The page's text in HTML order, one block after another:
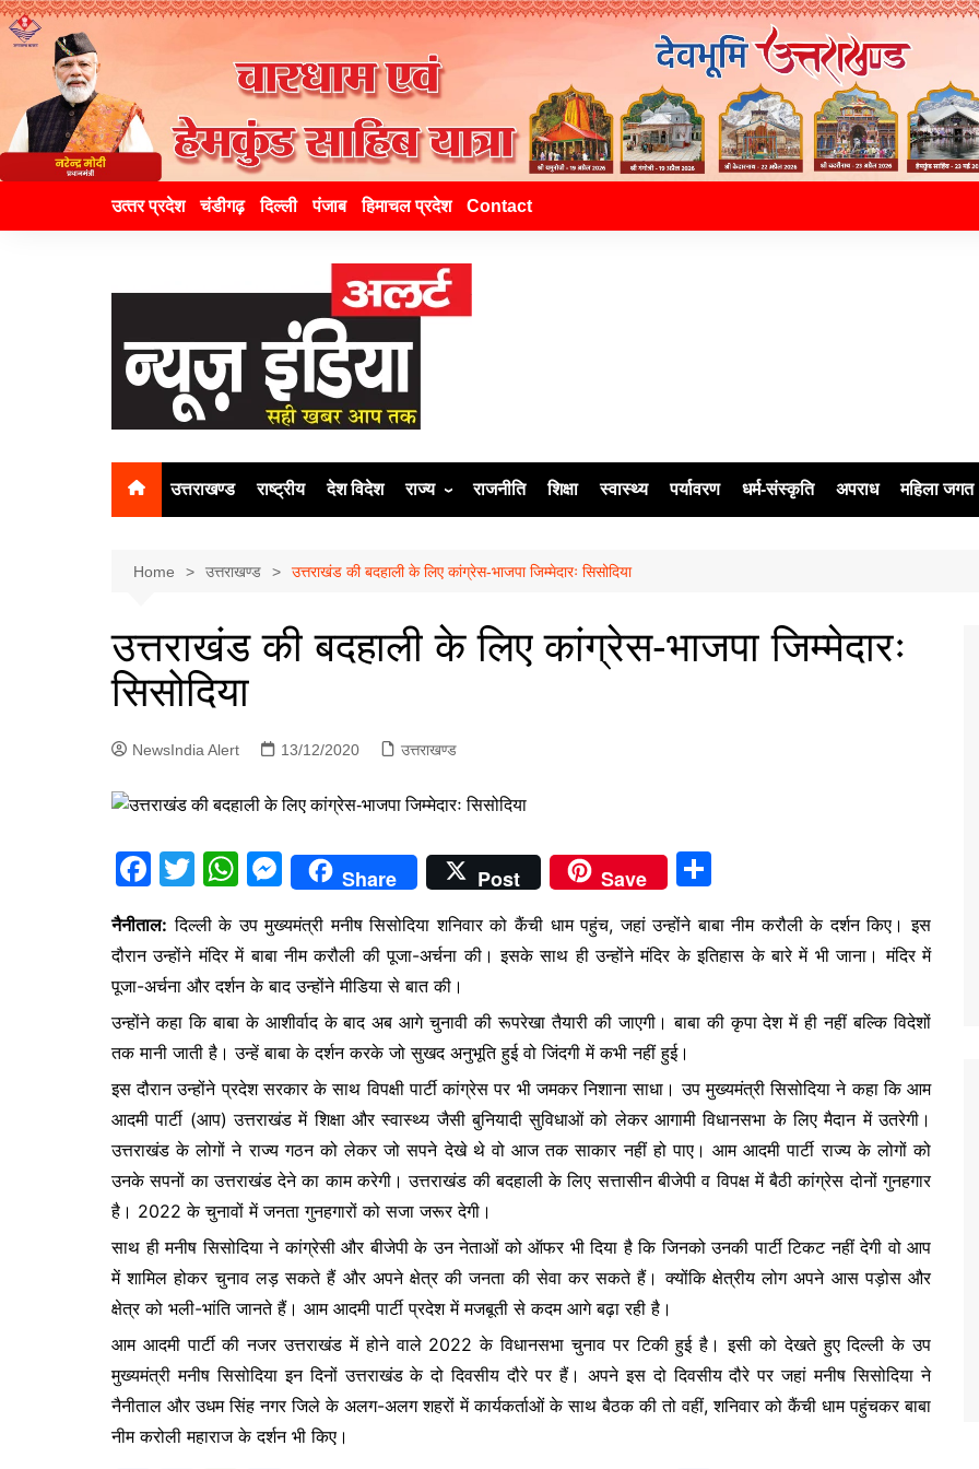
उत्‍तर प्रदेश चंडीगढ़ दिल्ली पंजाब हिमाचल प्रदेश Contact
उत्तराखण्ड राष्ट्रीय देश विदेश राज्य
दिल्ली
पंजाब
राजनीति शिक्षा स्वास्थ्य पर्यावरण धर्म-संस्कृति अपराध महिला जगत
Home उत्तराखण्ड उत्तराखंड की बदहाली के लिए कांग्रेस-भाजपा जिम्मेदारः सिसोदिया
उत्तराखंड की बदहाली के लिए कांग्रेस-भाजपा जिम्मेदारः
सिसोदिया
NewsIndia Alert 13/12/2020 उत्तराखण्ड
F
c
e
b
o
o
k
T
w
itt
er
W
at
s
A
p
p
M
e
s
s
e
n
g
er
Share Post Save
ar
e
नैनीताल: दिल्ली के उप मुख्यमंत्री मनीष सिसोदिया शनिवार को कैंची धाम पहुंच, जहां उन्होंने बाबा नीम करौली के दर्शन किए। इस
दौरान उन्होंने मंदिर में बाबा नीम करौली की पूजा-अर्चना की। इसके साथ ही उन्होंने मंदिर के इतिहास के बारे में भी जाना। मंदिर में
पूजा-अर्चना और दर्शन के बाद उन्होंने मीडिया से बात की।
उन्होंने कहा कि बाबा के आशीर्वाद के बाद अब आगे चुनावी की रूपरेखा तैयारी की जाएगी। बाबा की कृपा देश में ही नहीं बल्कि विदेशों
तक मानी जाती है। उन्हें बाबा के दर्शन करके जो सुखद अनुभूति हुई वो जिंदगी में कभी नहीं हुई।
इस दौरान उन्होंने प्रदेश सरकार के साथ विपक्षी पार्टी कांग्रेस पर भी जमकर निशाना साधा। उप मुख्यमंत्री सिसोदिया ने कहा कि आम
आदमी पार्टी (आप) उत्तराखंड में शिक्षा और स्वास्थ्य जैसी बुनियादी सुविधाओं को लेकर आगामी विधानसभा के लिए मैदान में उतरेगी।
उत्तराखंड के लोगों ने राज्य गठन को लेकर जो सपने देखे थे वो आज तक साकार नहीं हो पाए। आम आदमी पार्टी राज्य के लोगों को
उनके सपनों का उत्तराखंड देने का काम करेगी। उत्तराखंड की बदहाली के लिए सत्तासीन बीजेपी व विपक्ष में बैठी कांग्रेस दोनों गुनहगार
है। 2022 के चुनावों में जनता गुनहगारों को सजा जरूर देगी।
साथ ही मनीष सिसोदिया ने कांग्रेसी और बीजेपी के उन नेताओं को ऑफर भी दिया है कि जिनको उनकी पार्टी टिकट नहीं देगी वो आप
में शामिल होकर चुनाव लड़ सकते हैं और अपने क्षेत्र की जनता की सेवा कर सकते हैं। क्योंकि क्षेत्रीय लोग अपने आस पड़ोस और
क्षेत्र को भली-भांति जानते हैं। आम आदमी पार्टी प्रदेश में मजबूती से कदम आगे बढ़ा रही है।
आम आदमी पार्टी की नजर उत्तराखंड में होने वाले 2022 के विधानसभा चुनाव पर टिकी हुई है। इसी को देखते हुए दिल्ली के उप
मुख्यमंत्री मनीष सिसोदिया इन दिनों उत्तराखंड के दो दिवसीय दौरे पर हैं। अपने इस दो दिवसीय दौरे पर जहां मनीष सिसोदिया ने
नैनीताल और उधम सिंह नगर जिले के अलग-अलग शहरों में कार्यकर्ताओं के साथ बैठक की तो वहीं, शनिवार को कैंची धाम पहुंचकर बाबा
नीम करोली महाराज के दर्शन भी किए।